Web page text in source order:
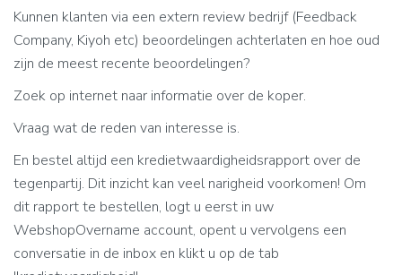
Kunnen klanten via een extern review bedrijf (Feedback
Company, Kiyoh etc) beoordelingen achterlaten en hoe oud
zijn de meest recente beoordelingen?
Zoek op internet naar informatie over de koper.
Vraag wat de reden van interesse is.
En bestel altijd een kredietwaardigheidsrapport over de
tegenpartij. Dit inzicht kan veel narigheid voorkomen! Om
dit rapport te bestellen, logt u eerst in uw
WebshopOvername account, opent u vervolgens een
conversatie in de inbox en klikt u op de tab